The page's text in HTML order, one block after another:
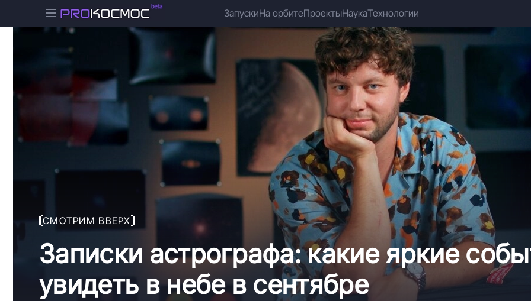
ЗапускиНа орбитеПроектыНаукаТехнологии
СМОТРИМ ВВЕРХ
Записки астрографа: какие яркие
увидеть в небе в сентябре